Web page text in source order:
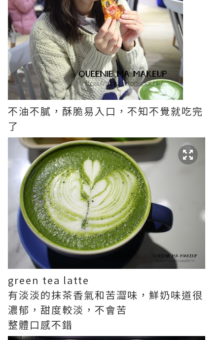
不油不膩，酥脆易入口，不知不覺就吃完
了
green tea latte
有淡淡的抹茶香氣和苦澀味，鮮奶味道很
濃郁，甜度較淡，不會苦
整體口感不錯